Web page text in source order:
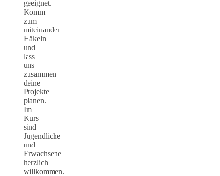
geeignet.
Komm
zum
miteinander
Häkeln
und
lass
uns
zusammen
deine
Projekte
planen.
Im
Kurs
sind
Jugendliche
und
Erwachsene
herzlich
willkommen.